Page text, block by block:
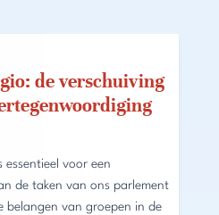
de verschuiving
essentieel voor een
de taken van ons parlement
belangen van groepen in de